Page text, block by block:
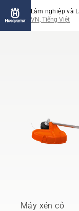
Lâm nghiệp và
VN, Tiếng Việt
Máy xén cỏ